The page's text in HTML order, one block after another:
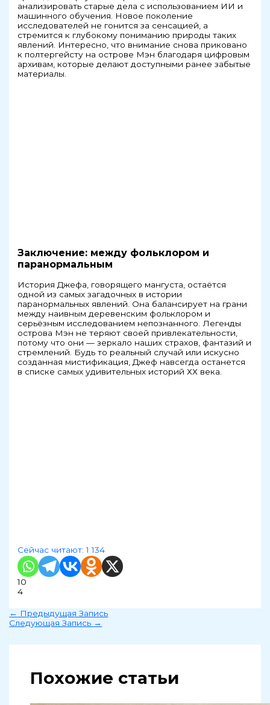
анализировать старые дела с использованием ИИ и
машинного обучения. Новое поколение
исследователей не гонится за сенсацией, а
стремится к глубокому пониманию природы таких
явлений. Интересно, что внимание снова приковано
к полтергейсту на острове Мэн благодаря цифровым
архивам, которые делают доступными ранее забытые
материалы.
Заключение: между фольклором и
паранормальным
История Джефа, говорящего мангуста, остаётся
одной из самых загадочных в истории
паранормальных явлений. Она балансирует на грани
между наивным деревенским фольклором и
серьёзным исследованием непознанного. Легенды
острова Мэн не теряют своей привлекательности,
потому что они — зеркало наших страхов, фантазий и
стремлений. Будь то реальный случай или искусно
созданная мистификация, Джеф навсегда останется
в списке самых удивительных историй ХХ века.
Сейчас читают: 1 134
10
4
← Предыдущая Запись
Следующая Запись →
Похожие статьи